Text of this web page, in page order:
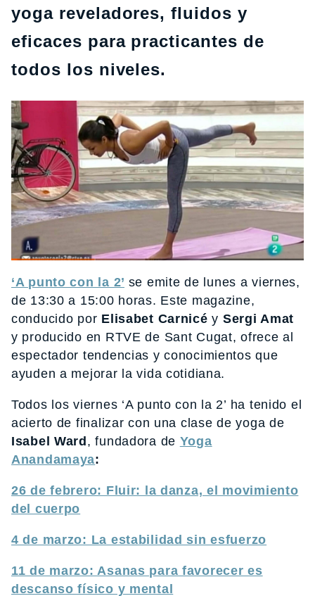
yoga reveladores, fluidos y
eficaces para practicantes de
todos los niveles.
‘A punto con la 2’ se emite de lunes a viernes,
de 13:30 a 15:00 horas. Este magazine,
conducido por Elisabet Carnicé y Sergi Amat
y producido en RTVE de Sant Cugat, ofrece al
espectador tendencias y conocimientos que
ayuden a mejorar la vida cotidiana.
Todos los viernes ‘A punto con la 2’ ha tenido el
acierto de finalizar con una clase de yoga de
Isabel Ward , fundadora de Yoga
Anandamaya:
26 de febrero: Fluir: la danza, el movimiento
del cuerpo
4 de marzo: La estabilidad sin esfuerzo
11 de marzo: Asanas para favorecer es
descanso físico y mental